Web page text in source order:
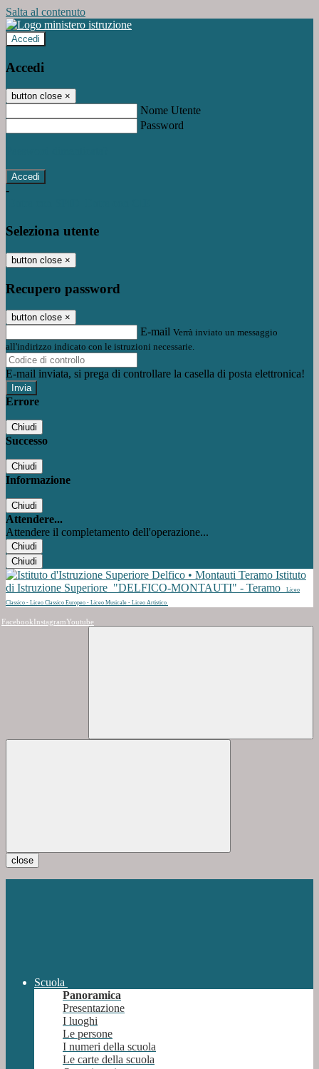
Salta al contenuto
Accedi
Accedi
button close ×
Nome Utente
Password
-
Seleziona utente
button close ×
Recupero password
button close ×
E-mail Verrà inviato un messaggio
all'indirizzo indicato con le istruzioni necessarie.
E-mail inviata, si prega di controllare la casella di posta elettronica!
Errore
Chiudi
Successo
Chiudi
Informazione
Chiudi
Attendere...
Attendere il completamento dell'operazione...
Chiudi
Chiudi
Istituto
di Istruzione Superiore "DELFICO-MONTAUTI" - Teramo
Liceo
Classico - Liceo Classico Europeo - Liceo Musicale - Liceo Artistico
Facebook InstagramYoutube
close
Scuola
Panoramica
Presentazione
I luoghi
Le persone
I numeri della scuola
Le carte della scuola